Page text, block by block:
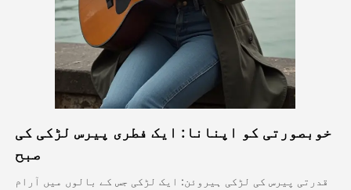
دیگر اوزار
تمام ٹیمپلیٹس دیکھیں
گیلری
خوبصورتی کو اپنانا: ایک فطری پیرس لڑکی کی
صبح
قدرتی پیرس کی لڑکی ہیروئن: ایک لڑکی جس کے بالوں میں آرام